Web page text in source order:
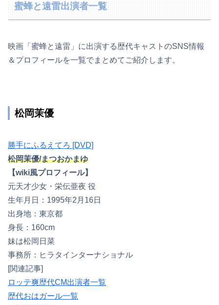
蜜蜂と遠雷出演者一覧
映画「蜜蜂と遠雷」に出演する歴代キャストのSNS情報
＆プロフィールを一覧でまとめてご紹介します。
松岡茉優
勝手にふるえてろ [DVD]
松岡茉優/まつおかまゆ
【wiki風プロフィール】
元天才少女・栄伝亜夜 役
生年月日：1995年2月16日
出身地：東京都
身長：160cm
妹は松岡日菜
事務所：ヒラタインターナショナル
[関連記事]
ロッテ爽歴代CM出演者一覧
歴代おはガール一覧